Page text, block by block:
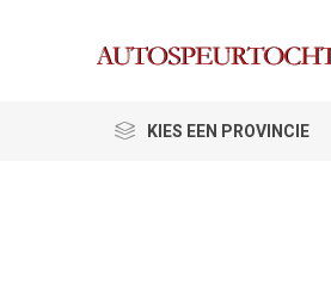
KIES EEN PROVINCIE